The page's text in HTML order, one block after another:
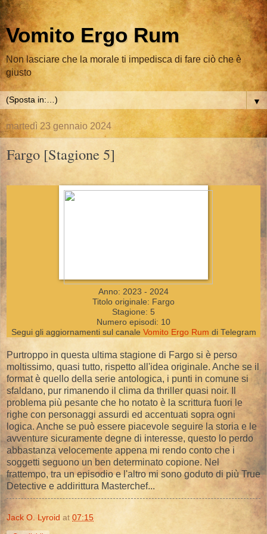
Vomito Ergo Rum
Non lasciare che la morale ti impedisca di fare ciò che è
giusto
▼
martedì 23 gennaio 2024
Fargo [Stagione 5]
Anno: 2023 - 2024
Titolo originale: Fargo
Stagione: 5
Numero episodi: 10
Segui gli aggiornamenti sul canale Vomito Ergo Rum di Telegram
Purtroppo in questa ultima stagione di Fargo si è perso
moltissimo, quasi tutto, rispetto all'idea originale. Anche se il
format è quello della serie antologica, i punti in comune si
sfaldano, pur rimanendo il clima da thriller quasi noir. Il
problema più pesante che ho notato è la scrittura fuori le
righe con personaggi assurdi ed accentuati sopra ogni
logica. Anche se può essere piacevole seguire la storia e le
avventure sicuramente degne di interesse, questo lo perdo
abbastanza velocemente appena mi rendo conto che i
soggetti seguono un ben determinato copione. Nel
frattempo, tra un episodio e l'altro mi sono goduto di più True
Detective e addirittura Masterchef...
Jack O. Lyroid at 07:15